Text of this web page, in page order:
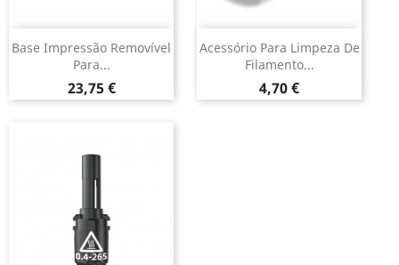
Base Impressão Removível
Para...
Preço
23,75 €
Acessório Para Limpeza De
Filamento...
Preço
4,70 €